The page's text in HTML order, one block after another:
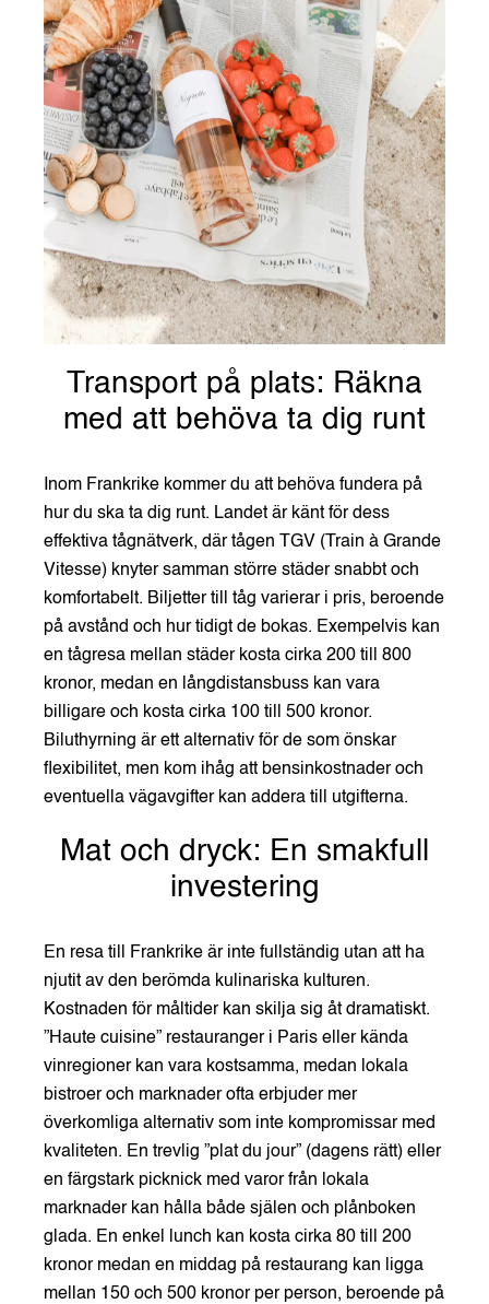
Transport på plats: Räkna
med att behöva ta dig runt
Inom Frankrike kommer du att behöva fundera på
hur du ska ta dig runt. Landet är känt för dess
effektiva tågnätverk, där tågen TGV (Train à Grande
Vitesse) knyter samman större städer snabbt och
komfortabelt. Biljetter till tåg varierar i pris, beroende
på avstånd och hur tidigt de bokas. Exempelvis kan
en tågresa mellan städer kosta cirka 200 till 800
kronor, medan en långdistansbuss kan vara
billigare och kosta cirka 100 till 500 kronor.
Biluthyrning är ett alternativ för de som önskar
flexibilitet, men kom ihåg att bensinkostnader och
eventuella vägavgifter kan addera till utgifterna.
Mat och dryck: En smakfull
investering
En resa till Frankrike är inte fullständig utan att ha
njutit av den berömda kulinariska kulturen.
Kostnaden för måltider kan skilja sig åt dramatiskt.
”Haute cuisine” restauranger i Paris eller kända
vinregioner kan vara kostsamma, medan lokala
bistroer och marknader ofta erbjuder mer
överkomliga alternativ som inte kompromissar med
kvaliteten. En trevlig ”plat du jour” (dagens rätt) eller
en färgstark picknick med varor från lokala
marknader kan hålla både själen och plånboken
glada. En enkel lunch kan kosta cirka 80 till 200
kronor medan en middag på restaurang kan ligga
mellan 150 och 500 kronor per person, beroende på